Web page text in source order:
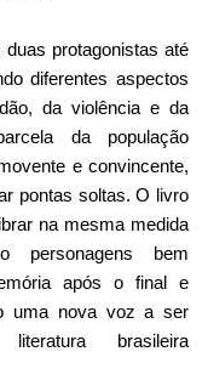
protagonistas até
diferentes aspectos
da violência e da
da população
e convincente,
pontas soltas. O livro
na mesma medida
personagens bem
após o final e
uma nova voz a ser
brasileira